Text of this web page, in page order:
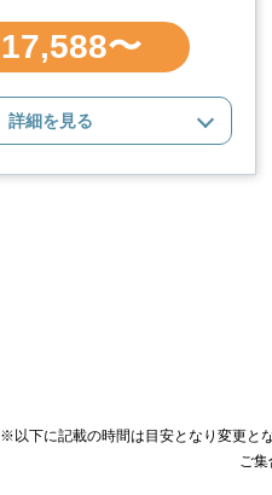
17,588〜
詳細を見る
※以下に記載の時間は目安となり変更と
ご集